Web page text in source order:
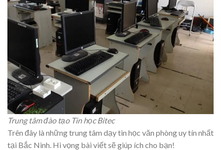
Trung tâm đào tạo Tin học Bitec
Trên đây là những trung tâm dạy tin học văn phòng uy tín nhất
tại Bắc Ninh. Hi vọng bài viết sẽ giúp ích cho bạn!